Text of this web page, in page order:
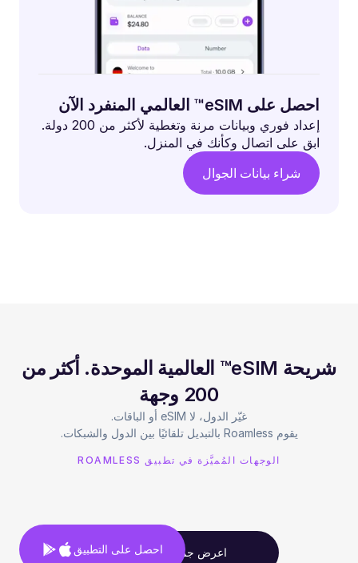
احصل على eSIM™ العالمي المنفرد الآن
إعداد فوري وبيانات مرنة وتغطية لأكثر من 200 دولة.
ابق على اتصال وكأنك في المنزل.
شراء بيانات الجوال
شريحة eSIM™ العالمية الموحدة. أكثر من
200 وجهة
يقوم Roamless بالتبديل تلقائيًا بين الدول والشبكات.
الوجهات المُميَّزة في تطبيق ROAMLESS
اعرض جميع الوجهاتاحصل على التطبيق